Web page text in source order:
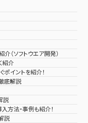
（ソフトウエア開発）
紹介
イントを紹介！
底解説
説
方法・事例も紹介！
説